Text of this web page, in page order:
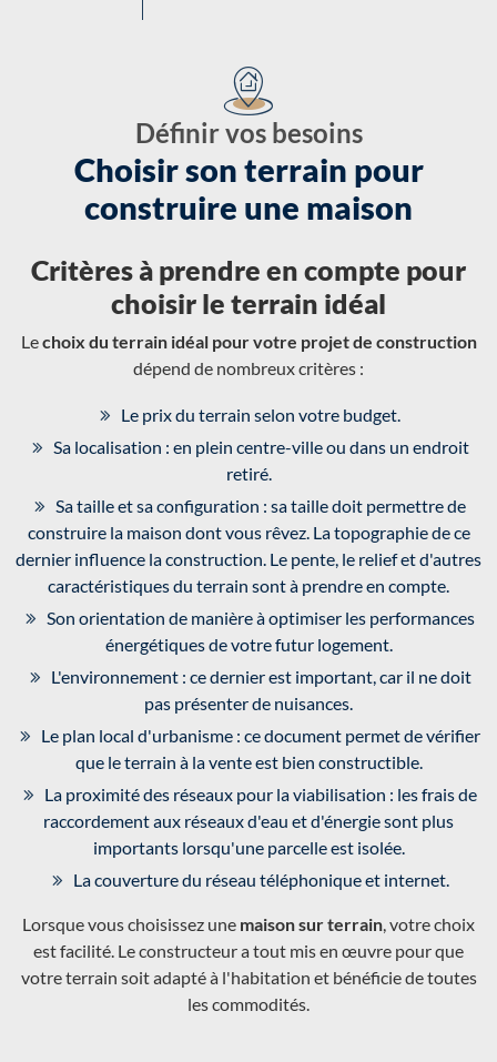
Définir vos besoins
Choisir son terrain pour
construire une maison
Critères à prendre en compte pour
choisir le terrain idéal
Lechoix du terrain idéal pour votre projet de construction
dépend de nombreux critères :
Le prix du terrain selon votre budget.
Sa localisation : en plein centre-ville ou dans un endroit
retiré.
Sa taille et sa configuration : sa taille doit permettre de
construire la maison dont vous rêvez. La topographie de ce
dernier influence la construction. Le pente, le relief et d'autres
caractéristiques du terrain sont à prendre en compte.
Son orientation de manière à optimiser les performances
énergétiques de votre futur logement.
L'environnement : ce dernier est important, car il ne doit
pas présenter de nuisances.
Le plan local d'urbanisme : ce document permet de vérifier
que le terrain à la vente est bien constructible.
La proximité des réseaux pour la viabilisation : les frais de
raccordement aux réseaux d'eau et d'énergie sont plus
importants lorsqu'une parcelle est isolée.
La couverture du réseau téléphonique et internet.
Lorsque vous choisissez une maison sur terrain , votre choix
est facilité. Le constructeur a tout mis en œuvre pour que
votre terrain soit adapté à l'habitation et bénéficie de toutes
les commodités.